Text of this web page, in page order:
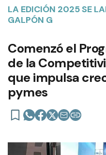
LA EDICIÓN 2025 SE
GALPÓN G
Comenzó el
de la
que impulsa
pymes